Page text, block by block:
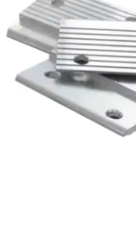
करे
साइटमैप